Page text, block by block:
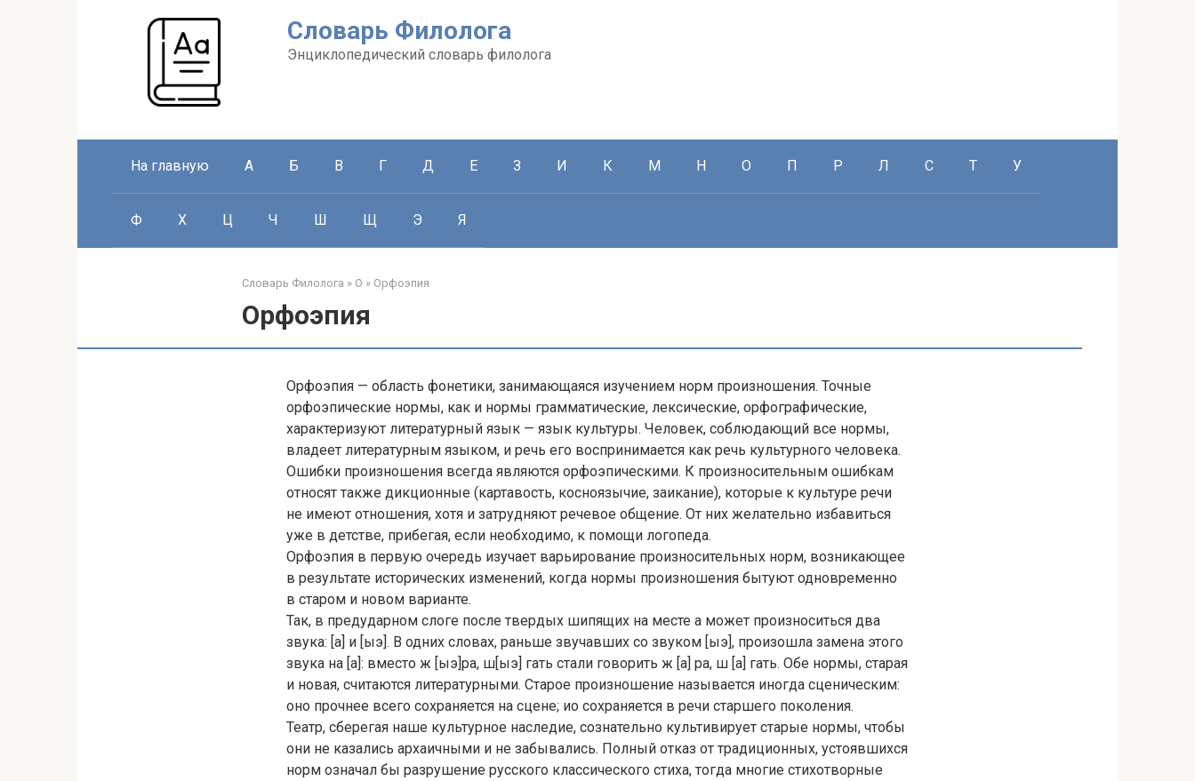
Словарь Филолога
Энциклопедический словарь филолога
На главную А Б В Г Д Е З И К М Н О П Р Л С Т У
Ф Х Ц Ч Ш Щ Э Я
Словарь Филолога » О » Орфоэпия
Орфоэпия
Орфоэпия — область фонетики, занимающаяся изучением норм произношения. Точные
орфоэпические нормы, как и нормы грамматические, лексические, орфографические,
характеризуют литературный язык — язык культуры. Человек, соблюдающий все нормы,
владеет литературным языком, и речь его воспринимается как речь культурного человека.
Ошибки произношения всегда являются орфоэпическими. К произносительным ошибкам
относят также дикционные (картавость, косноязычие, заикание), которые к культуре речи
не имеют отношения, хотя и затрудняют речевое общение. От них желательно избавиться
уже в детстве, прибегая, если необходимо, к помощи логопеда.
Орфоэпия в первую очередь изучает варьирование произносительных норм, возникающее
в результате исторических изменений, когда нормы произношения бытуют одновременно
в старом и новом варианте.
Так, в предударном слоге после твердых шипящих на месте а может произноситься два
звука: [а] и [ыэ]. В одних словах, раньше звучавших со звуком [ыэ], произошла замена этого
звука на [а]: вместо ж [ыэ]ра, ш[ыэ] гать стали говорить ж [а] ра, ш [а] гать. Обе нормы, старая
и новая, считаются литературными. Старое произношение называется иногда сценическим:
оно прочнее всего сохраняется на сцене; ио сохраняется в речи старшего поколения.
Театр, сберегая наше культурное наследие, сознательно культивирует старые нормы, чтобы
они не казались архаичными и не забывались. Полный отказ от традиционных, устоявшихся
норм означал бы разрушение русского классического стиха, тогда многие стихотворные